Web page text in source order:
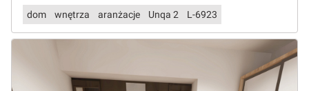
dom wnętrza aranżacje Unqa 2 L-6923